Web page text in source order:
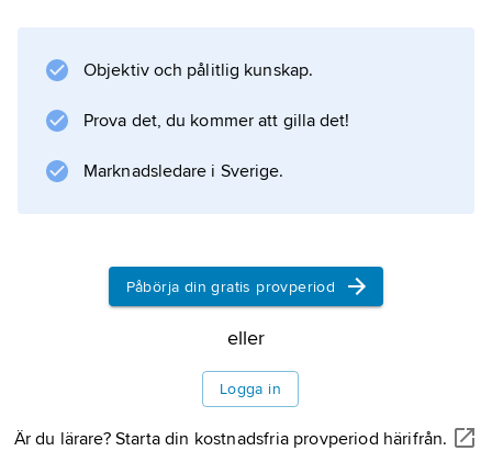
ångesttyngt svårmod, det senare
talsfilmer, t.ex. Ingmar Bergmans ”Fängelse”
Dramaten, där hon sedan huvudsakligen var
Information om artikeln
Objektiv och pålitlig kunskap.
Prova det, du kommer att gilla det!
Marknadsledare i Sverige.
Påbörja din gratis provperiod
eller
Logga in
Är du lärare? Starta din kostnadsfria provperiod härifrån.